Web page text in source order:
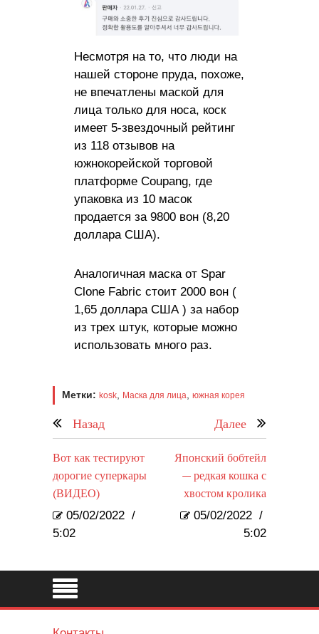
Несмотря на то, что люди на
нашей стороне пруда, похоже,
не впечатлены маской для
лица только для носа, коск
имеет 5-звездочный рейтинг
из 118 отзывов на
южнокорейской торговой
платформе Coupang, где
упаковка из 10 масок
продается за 9800 вон (8,20
доллара США).
Аналогичная маска от Spar
Clone Fabric стоит 2000 вон (
1,65 доллара США) за набор
из трех штук, которые можно
использовать много раз.
Метки: kosk, Маска для лица, южная корея
Назад Далее
Вот как тестируют
дорогие суперкары
(ВИДЕО)
05/02/2022 /
5:02
Японский бобтейл
— редкая кошка с
хвостом кролика
05/02/2022 /
5:02